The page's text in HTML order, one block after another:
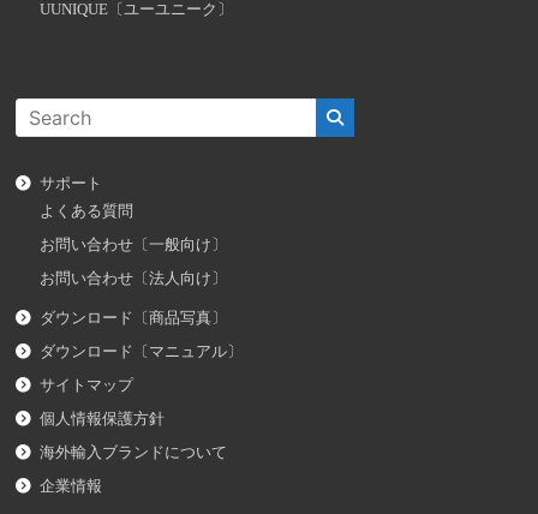
UUNIQUE〔ユーユニーク〕
サポート
よくある質問
お問い合わせ〔一般向け〕
お問い合わせ〔法人向け〕
ダウンロード〔商品写真〕
ダウンロード〔マニュアル〕
サイトマップ
個人情報保護方針
海外輸入ブランドについて
企業情報